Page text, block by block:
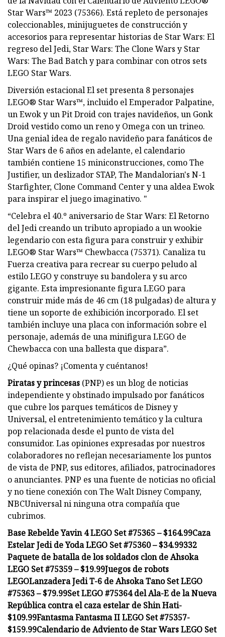
Star Wars™ 2023 (75366). Está repleto de personajes
coleccionables, minijuguetes de construcción y
accesorios para representar historias de Star Wars: El
regreso del Jedi, Star Wars: The Clone Wars y Star
Wars: The Bad Batch y para combinar con otros sets
LEGO Star Wars.
Diversión estacional El set presenta 8 personajes
LEGO® Star Wars™, incluido el Emperador Palpatine,
un Ewok y un Pit Droid con trajes navideños, un Gonk
Droid vestido como un reno y Omega con un trineo.
Una genial idea de regalo navideño para fanáticos de
Star Wars de 6 años en adelante, el calendario
también contiene 15 miniconstrucciones, como The
Justifier, un deslizador STAP, The Mandalorian's N-1
Starfighter, Clone Command Center y una aldea Ewok
para inspirar el juego imaginativo. "
“Celebra el 40.º aniversario de Star Wars: El Retorno
del Jedi creando un tributo apropiado a un wookie
legendario con esta figura para construir y exhibir
LEGO® Star Wars™ Chewbacca (75371). Canaliza tu
Fuerza creativa para recrear su cuerpo peludo al
estilo LEGO y construye su bandolera y su arco
gigante. Esta impresionante figura LEGO para
construir mide más de 46 cm (18 pulgadas) de altura y
tiene un soporte de exhibición incorporado. El set
también incluye una placa con información sobre el
personaje, además de una minifigura LEGO de
Chewbacca con una ballesta que dispara”.
¿Qué opinas? ¡Comenta y cuéntanos!
Piratas y princesas (PNP) es un blog de noticias
independiente y obstinado impulsado por fanáticos
que cubre los parques temáticos de Disney y
Universal, el entretenimiento temático y la cultura
pop relacionada desde el punto de vista del
consumidor. Las opiniones expresadas por nuestros
colaboradores no reflejan necesariamente los puntos
de vista de PNP, sus editores, afiliados, patrocinadores
o anunciantes. PNP es una fuente de noticias no oficial
y no tiene conexión con The Walt Disney Company,
NBCUniversal ni ninguna otra compañía que
cubrimos.
Base Rebelde Yavin 4 LEGO Set #75365 – $164.99Caza
Estelar Jedi de Yoda LEGO Set #75360 – $34.99332
Paquete de batalla de los soldados clon de Ahsoka
LEGO Set #75359 – $19.99Juegos de robots
LEGOLanzadera Jedi T-6 de Ahsoka Tano Set LEGO
#75363 – $79.99Set LEGO #75364 del Ala-E de la Nueva
República contra el caza estelar de Shin Hati-
$109.99Fantasma Fantasma II LEGO Set #75357-
$159.99Calendario de Adviento de Star Wars LEGO Set